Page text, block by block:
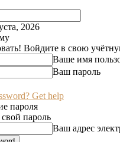
2026
Войдите в свою
Ваше имя
Ваш пароль
Get help
пароля
пароль
Ваш адрес